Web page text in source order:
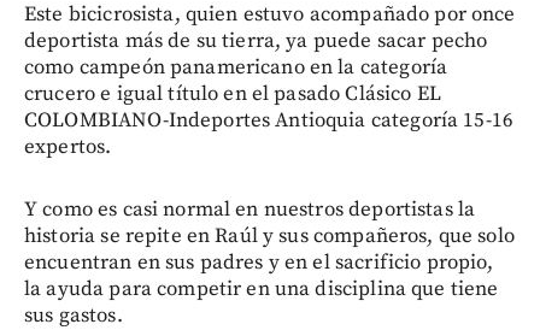
Este bicicrosista, quien estuvo acompañado por once
deportista más de su tierra, ya puede sacar pecho
como campeón panamericano en la categoría
crucero e igual título en el pasado Clásico EL
COLOMBIANO-Indeportes Antioquia categoría 15-16
expertos.
Y como es casi normal en nuestros deportistas la
historia se repite en Raúl y sus compañeros, que solo
encuentran en sus padres y en el sacrificio propio,
la ayuda para competir en una disciplina que tiene
sus gastos.